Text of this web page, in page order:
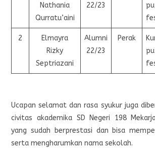
Nathania
Qurratu’aini
22/23
2
Elmayra
Rizky
Septriazani
Alumni
22/23
Perak
Ucapan selamat dan rasa syukur juga
civitas akademika SD Negeri 198
yang sudah berprestasi dan bisa
serta mengharumkan nama sekolah.